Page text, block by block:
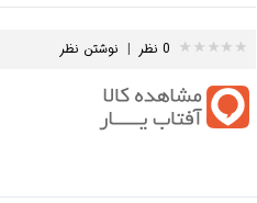
0 نظر | نوشتن نظر